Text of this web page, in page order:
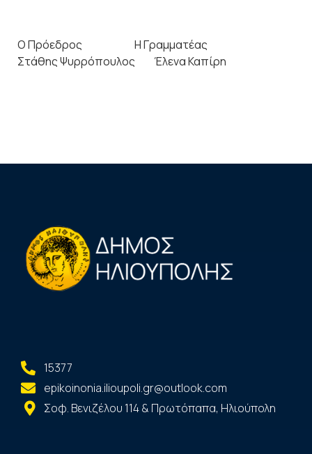
Ο Πρόεδρος Η Γραμματέας
Στάθης Ψυρρόπουλος Έλενα Καπίρη
15377
epikoinonia.ilioupoli.gr@outlook.com
Σοφ. Βενιζέλου 114 & Πρωτόπαπα, Ηλιούπολη